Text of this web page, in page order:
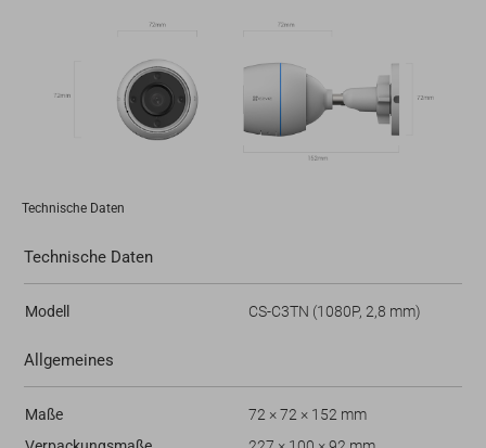
Technische Daten
Technische Daten
Modell CS-C3TN (1080P, 2,8 mm)
Allgemeines
Maße
72 × 72 × 152 mm